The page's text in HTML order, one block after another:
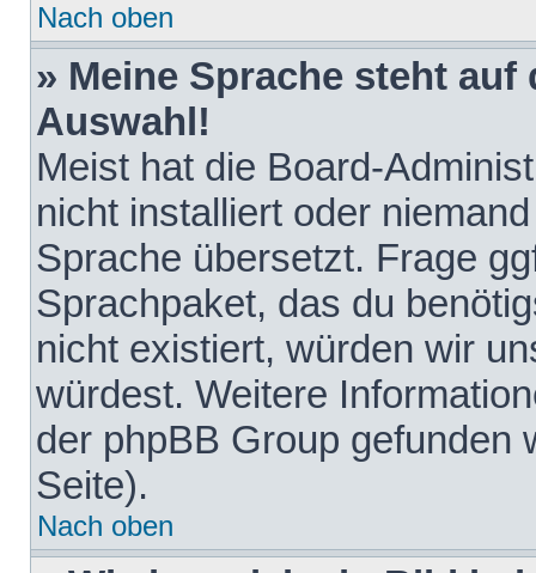
Nach oben
» Meine Sprache steht
Auswahl!
Meist hat die Board-
nicht installiert oder
Sprache übersetzt. Frage
Sprachpaket, das du
nicht existiert, würden wir
würdest. Weitere
der phpBB Group gefunden
Seite).
Nach oben